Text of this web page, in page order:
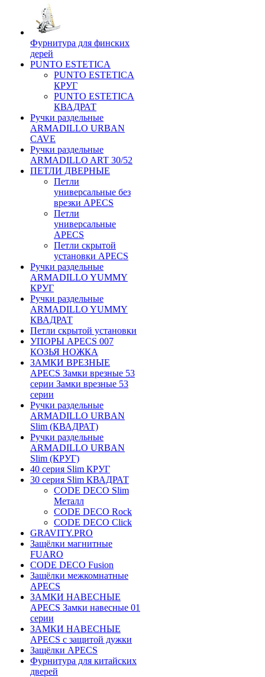
Фурнитура для финских
дерей
PUNTO ESTETICA
PUNTO ESTETICA
КРУГ
PUNTO ESTETICA
КВАДРАТ
Ручки раздельные
ARMADILLO URBAN
CAVE
Ручки раздельные
ARMADILLO ART 30/52
ПЕТЛИ ДВЕРНЫЕ
Петли
универсальные без
врезки APECS
Петли
универсальные
APECS
Петли скрытой
установки APECS
Ручки раздельные
ARMADILLO YUMMY
КРУГ
Ручки раздельные
ARMADILLO YUMMY
КВАДРАТ
Петли скрытой установки
УПОРЫ APECS 007
КОЗЬЯ НОЖКА
ЗАМКИ ВРЕЗНЫЕ
APECS Замки врезные 53
серии Замки врезные 53
серии
Ручки раздельные
ARMADILLO URBAN
Slim (КВАДРАТ)
Ручки раздельные
ARMADILLO URBAN
Slim (КРУГ)
40 серия Slim КРУГ
30 серия Slim КВАДРАТ
CODE DECO Slim
Металл
CODE DECO Rock
CODE DECO Click
GRAVITY.PRO
Защёлки магнитные
FUARO
CODE DECO Fusion
Защёлки межкомнатные
APECS
ЗАМКИ НАВЕСНЫЕ
APECS Замки навесные 01
серии
ЗАМКИ НАВЕСНЫЕ
APECS с защитой дужки
Защёлки APECS
Фурнитура для китайских
дверей